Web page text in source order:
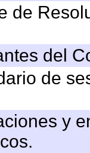
de
del
de
y